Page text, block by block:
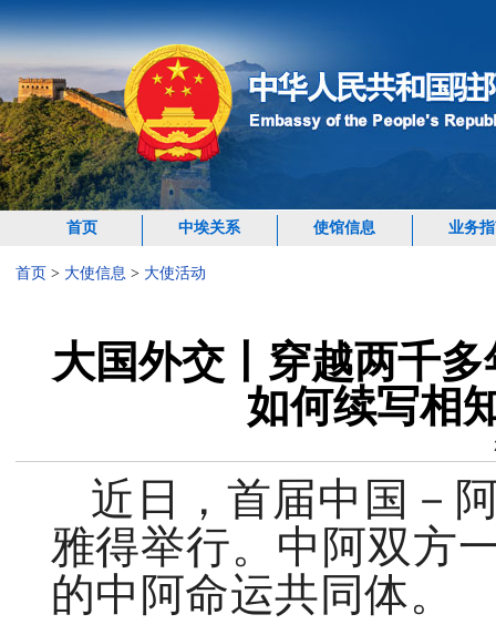
首页 中埃关系 使馆信息 业务
首页 > 大使信息 > 大使活动
大国外交丨穿越两千
如何续写相
近日，首届中国－
雅得举行。中阿双方
的中阿命运共同体。